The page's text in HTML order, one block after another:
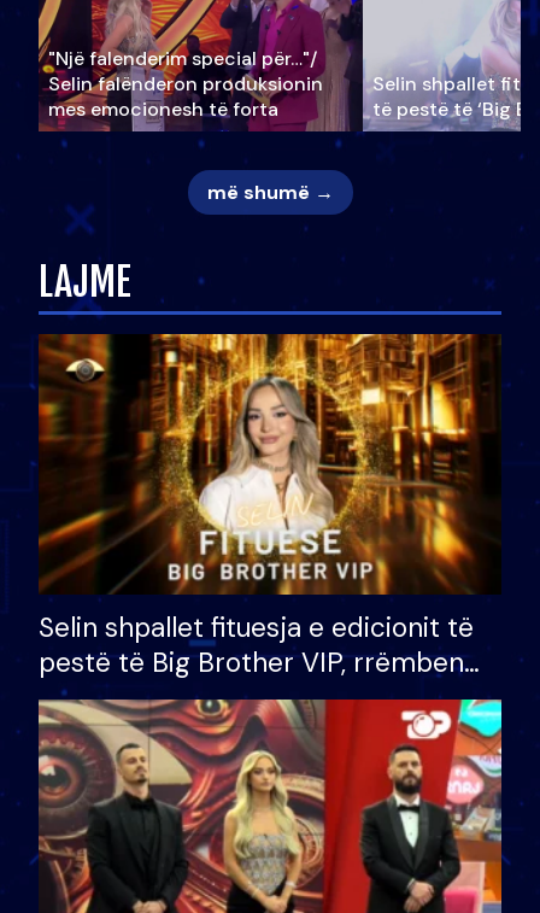
"Një falenderim special për…"/
Selin falënderon produksionin
mes emocionesh të forta
Selin shpallet
të pestë të ‘Big
më shumë →
LAJME
Selin shpallet fituesja e edicionit të
pestë të Big Brother VIP, rrëmben
çmimin e madh prej 100 mijë eurosh